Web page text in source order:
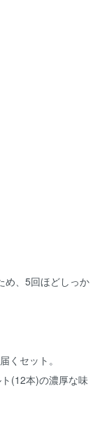
め、5回ほどしっか
くセット。
(12本)の濃厚な味